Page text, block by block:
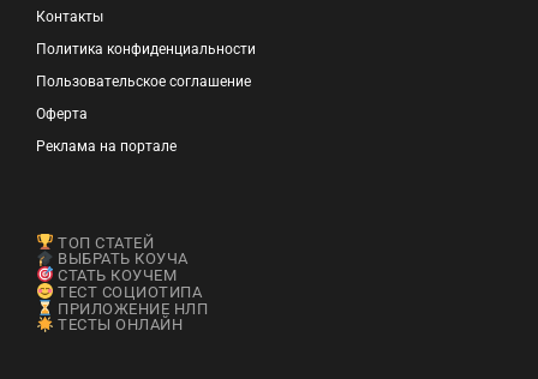
Контакты
Политика конфиденциальности
Пользовательское соглашение
Оферта
Реклама на портале
ТОП СТАТЕЙ
ВЫБРАТЬ КОУЧА
СТАТЬ КОУЧЕМ
ТЕСТ СОЦИОТИПА
ПРИЛОЖЕНИЕ НЛП
ТЕСТЫ ОНЛАЙН